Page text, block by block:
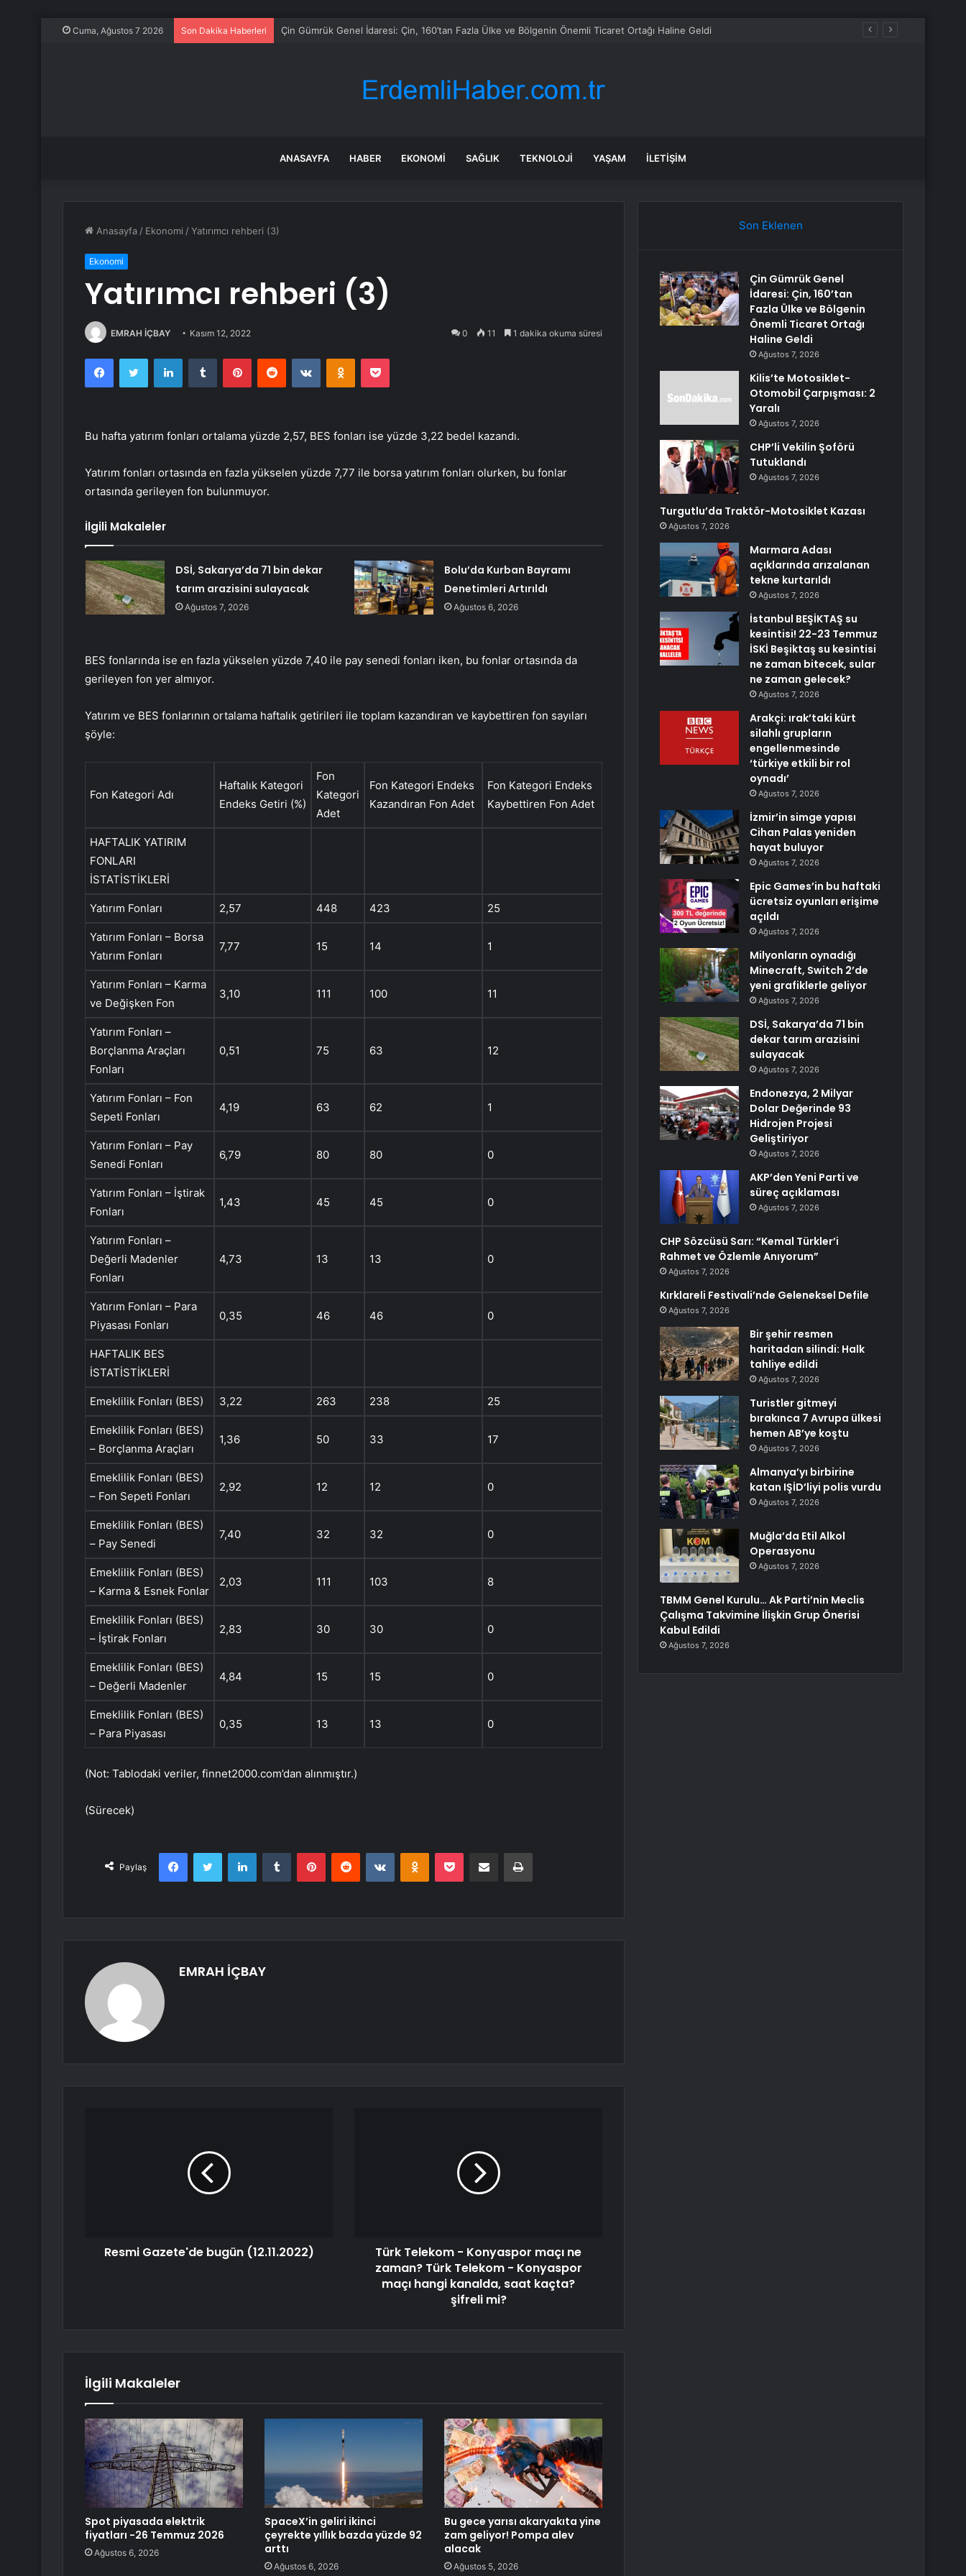
Cuma, Ağustos 7 2026 Son Dakika Haberleri Kilis’te Motosiklet-Otomobil Çarpışması: 2 Yaralı
ANASAYFA HABER EKONOMI SAĞLIK TEKNOLOJI YAŞAM İLETIŞIM
Anasayfa / Ekonomi /Yatırımcı rehberi (3)
Ekonomi
Yatırımcı rehberi (3)
EMRAH İÇBAY Kasım 12, 2022 0 11 1 dakika okuma süresi
FacebookTwitter LinkedInTumblr PinterestReddit VKontakteOdnoklassniki
Pocket
Bu hafta yatırım fonları ortalama yüzde 2,57, BES fonları ise yüzde 3,22 bedel kazandı.
Yatırım fonları ortasında en fazla yükselen yüzde 7,77 ile borsa yatırım fonları olurken, bu fonlar
ortasında gerileyen fon bulunmuyor.
İlgili Makaleler
DSİ, Sakarya’da 71 bin dekar
tarım arazisini sulayacak
Ağustos 7, 2026
Bolu’da Kurban Bayramı
Denetimleri Artırıldı
Ağustos 6, 2026
BES fonlarında ise en fazla yükselen yüzde 7,40 ile pay senedi fonları iken, bu fonlar ortasında da
gerileyen fon yer almıyor.
Yatırım ve BES fonlarının ortalama haftalık getirileri ile toplam kazandıran ve kaybettiren fon sayıları
şöyle:
Fon Kategori Adı
Haftalık Kategori
Endeks Getiri (%)
Fon
Kategori
Adet
Fon Kategori Endeks
Kazandıran Fon Adet
Fon Kategori Endeks
Kaybettiren Fon Adet
HAFTALIK YATIRIM
FONLARI
İSTATİSTİKLERİ
Yatırım Fonları 2,57 448 423 25
Yatırım Fonları – Borsa
Yatırım Fonları
7,77 15 14 1
Yatırım Fonları – Karma
ve Değişken Fon
3,10 111 100 11
Yatırım Fonları –
Borçlanma Araçları
Fonları
0,51 75 63 12
Yatırım Fonları – Fon
Sepeti Fonları
4,19 63 62 1
Yatırım Fonları – Pay
Senedi Fonları
6,79 80 80 0
Yatırım Fonları – İştirak
Fonları
1,43 45 45 0
Yatırım Fonları –
Değerli Madenler
Fonları
4,73 13 13 0
Yatırım Fonları – Para
Piyasası Fonları
0,35 46 46 0
HAFTALIK BES
İSTATİSTİKLERİ
Emeklilik Fonları (BES) 3,22 263 238 25
Emeklilik Fonları (BES)
– Borçlanma Araçları
1,36 50 33 17
Emeklilik Fonları (BES)
– Fon Sepeti Fonları
2,92 12 12 0
Emeklilik Fonları (BES)
– Pay Senedi
7,40 32 32 0
Emeklilik Fonları (BES)
– Karma & Esnek Fonlar
2,03 111 103 8
Emeklilik Fonları (BES)
– İştirak Fonları
2,83 30 30 0
Emeklilik Fonları (BES)
– Değerli Madenler
4,84 15 15 0
Emeklilik Fonları (BES)
– Para Piyasası
0,35 13 13 0
(Not: Tablodaki veriler, finnet2000.com’dan alınmıştır.)
(Sürecek)
Paylaş
FacebookTwitterLinkedInTumblrPinterestRedditVKontakteOdnoklassniki
Pocket E-Posta ile paylaşYazdır
EMRAH İÇBAY
Resmi Gazete'de bugün (12.11.2022)
Türk Telekom - Konyaspor maçı ne
zaman? Türk Telekom - Konyaspor
maçı hangi kanalda, saat kaçta?
şifreli mi?
İlgili Makaleler
Spot piyasada elektrik
fiyatları -26 Temmuz 2026
Ağustos 6, 2026
SpaceX’in geliri ikinci
çeyrekte yıllık bazda yüzde 92
arttı
Ağustos 6, 2026
Bu gece yarısı akaryakıta yine
zam geliyor! Pompa alev
alacak
Ağustos 5, 2026
Son Eklenen
Çin Gümrük Genel
İdaresi: Çin, 160’tan
Fazla Ülke ve Bölgenin
Önemli Ticaret Ortağı
Haline Geldi
Ağustos 7, 2026
Kilis’te Motosiklet-
Otomobil Çarpışması: 2
Yaralı
Ağustos 7, 2026
CHP’li Vekilin Şoförü
Tutuklandı
Ağustos 7, 2026
Turgutlu’da Traktör-Motosiklet Kazası
Ağustos 7, 2026
Marmara Adası
açıklarında arızalanan
tekne kurtarıldı
Ağustos 7, 2026
İstanbul BEŞİKTAŞ su
kesintisi! 22-23 Temmuz
İSKİ Beşiktaş su kesintisi
ne zaman bitecek, sular
ne zaman gelecek?
Ağustos 7, 2026
Arakçi: ırak’taki kürt
silahlı grupların
engellenmesinde
‘türkiye etkili bir rol
oynadı’
Ağustos 7, 2026
İzmir’in simge yapısı
Cihan Palas yeniden
hayat buluyor
Ağustos 7, 2026
Epic Games’in bu haftaki
ücretsiz oyunları erişime
açıldı
Ağustos 7, 2026
Milyonların oynadığı
Minecraft, Switch 2’de
yeni grafiklerle geliyor
Ağustos 7, 2026
DSİ, Sakarya’da 71 bin
dekar tarım arazisini
sulayacak
Ağustos 7, 2026
Endonezya, 2 Milyar
Dolar Değerinde 93
Hidrojen Projesi
Geliştiriyor
Ağustos 7, 2026
AKP’den Yeni Parti ve
süreç açıklaması
Ağustos 7, 2026
CHP Sözcüsü Sarı: “Kemal Türkler’i
Rahmet ve Özlemle Anıyorum”
Ağustos 7, 2026
Kırklareli Festivali’nde Geleneksel Defile
Ağustos 7, 2026
Bir şehir resmen
haritadan silindi: Halk
tahliye edildi
Ağustos 7, 2026
Turistler gitmeyi
bırakınca 7 Avrupa ülkesi
hemen AB’ye koştu
Ağustos 7, 2026
Almanya’yı birbirine
katan IŞİD’liyi polis vurdu
Ağustos 7, 2026
Muğla’da Etil Alkol
Operasyonu
Ağustos 7, 2026
TBMM Genel Kurulu… Ak Parti’nin Meclis
Çalışma Takvimine İlişkin Grup Önerisi
Kabul Edildi
Ağustos 7, 2026